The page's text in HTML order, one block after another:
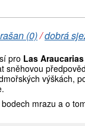
(0)/dobrá
pro Las Araucarias
sněhovou
výškách,
mrazu a o